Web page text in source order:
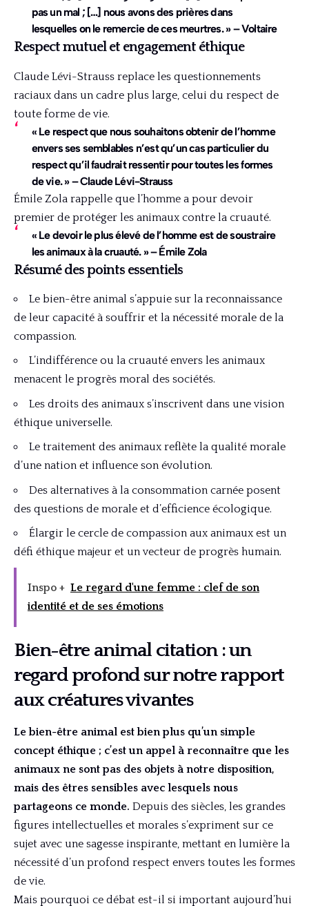
pas un mal ; […] nous avons des prières dans
lesquelles on le remercie de ces meurtres. » – Voltaire
Respect mutuel et engagement éthique
Claude Lévi-Strauss replace les questionnements
raciaux dans un cadre plus large, celui du respect de
toute forme de vie.
« Le respect que nous souhaitons obtenir de l’homme
envers ses semblables n’est qu’un cas particulier du
respect qu’il faudrait ressentir pour toutes les formes
de vie. » – Claude Lévi-Strauss
Émile Zola rappelle que l’homme a pour devoir
premier de protéger les animaux contre la cruauté.
« Le devoir le plus élevé de l’homme est de soustraire
les animaux à la cruauté. » – Émile Zola
Résumé des points essentiels
Le bien-être animal s’appuie sur la reconnaissance
de leur capacité à souffrir et la nécessité morale de la
compassion.
L’indifférence ou la cruauté envers les animaux
menacent le progrès moral des sociétés.
Les droits des animaux s’inscrivent dans une vision
éthique universelle.
Le traitement des animaux reflète la qualité morale
d’une nation et influence son évolution.
Des alternatives à la consommation carnée posent
des questions de morale et d’efficience écologique.
Élargir le cercle de compassion aux animaux est un
défi éthique majeur et un vecteur de progrès humain.
Inspo + Le regard d'une femme : clef de son
identité et de ses émotions
Bien-être animal citation : un
regard profond sur notre rapport
aux créatures vivantes
Le bien-être animal est bien plus qu’un simple
concept éthique ; c’est un appel à reconnaître que les
animaux ne sont pas des objets à notre disposition,
mais des êtres sensibles avec lesquels nous
partageons ce monde. Depuis des siècles, les grandes
figures intellectuelles et morales s’expriment sur ce
sujet avec une sagesse inspirante, mettant en lumière la
nécessité d’un profond respect envers toutes les formes
de vie.
Mais pourquoi ce débat est-il si important aujourd’hui